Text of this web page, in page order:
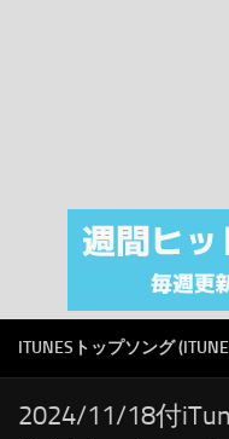
注目カテゴリ
オリジナルiTunes週
RSS
ITUNESトップソング
2024/11/18付